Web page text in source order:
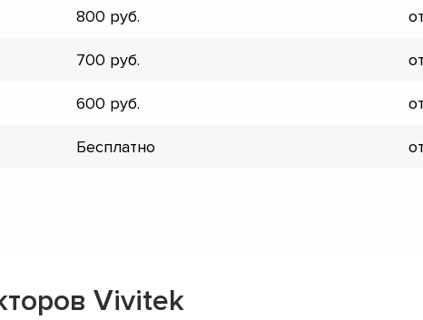
800
700
600
Бесплатно
Vivitek